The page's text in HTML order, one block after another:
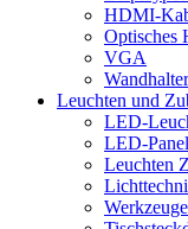
HDMI-
Optisches
VGA
Wandhalter
Leuchten und
LED-
LED-Panel
Leuchten